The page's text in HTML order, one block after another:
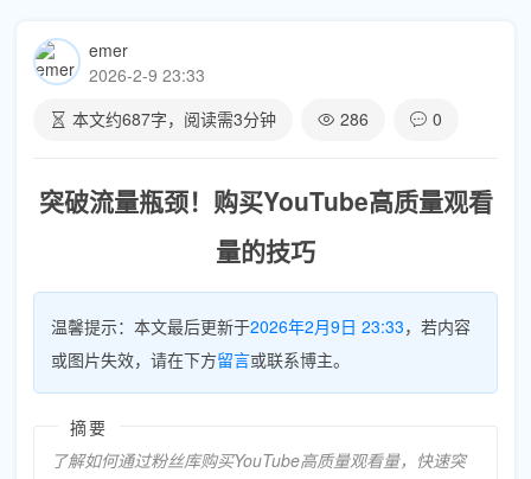
emer
2026-2-9 23:33
本文约687字，阅读需3分钟 286 0
突破流量瓶颈！购买YouTube高质量观看
量的技巧
温馨提示：本文最后更新于2026年2月9日 23:33，若内容
或图片失效，请在下方留言或联系博主。
摘要
了解如何通过粉丝库购买YouTube高质量观看量，快速突